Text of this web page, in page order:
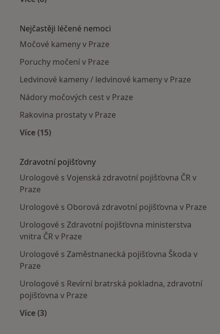
Nejčastěji léčené nemoci
Močové kameny v Praze
Poruchy močení v Praze
Ledvinové kameny / ledvinové kameny v Praze
Nádory močových cest v Praze
Rakovina prostaty v Praze
Více (15)
Zdravotní pojišťovny
Urologové s Vojenská zdravotní pojišťovna ČR v
Praze
Urologové s Oborová zdravotní pojišťovna v Praze
Urologové s Zdravotní pojišťovna ministerstva
vnitra ČR v Praze
Urologové s Zaměstnanecká pojišťovna Škoda v
Praze
Urologové s Revírní bratrská pokladna, zdravotní
pojišťovna v Praze
Více (3)